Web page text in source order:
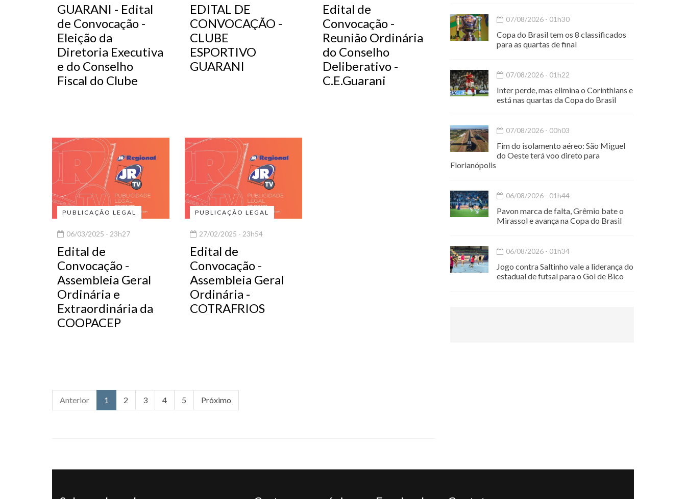
GUARANI - Edital
de Convocação -
Eleição da
Diretoria Executiva
e do Conselho
Fiscal do Clube
EDITAL DE
CONVOCAÇÃO -
CLUBE
ESPORTIVO
GUARANI
Edital de
Convocação -
Reunião Ordinária
do Conselho
Deliberativo -
C.E.Guarani
PUBLICAÇÃO LEGAL
06/03/2025 - 23h27
Edital de
Convocação -
Assembleia Geral
Ordinária e
Extraordinária da
COOPACEP
PUBLICAÇÃO LEGAL
27/02/2025 - 23h54
Edital de
Convocação -
Assembleia Geral
Ordinária -
COTRAFRIOS
Anterior 1 2 3 4 5 Próximo
07/08/2026 - 01h30
Copa do Brasil tem os 8 classificados
para as quartas de final
07/08/2026 - 01h22
Inter perde, mas elimina o Corinthians e
está nas quartas da Copa do Brasil
07/08/2026 - 00h03
Fim do isolamento aéreo: São Miguel
do Oeste terá voo direto para
Florianópolis
06/08/2026 - 01h44
Pavon marca de falta, Grêmio bate o
Mirassol e avança na Copa do Brasil
06/08/2026 - 01h34
Jogo contra Saltinho vale a liderança do
estadual de futsal para o Gol de Bico